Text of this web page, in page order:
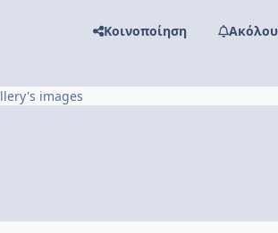
Κοινοποίηση
images